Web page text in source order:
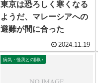
東京は恐ろしく寒くなる
ようだ、マレーシアへの
避難が間に合った
2024.11.19
病気・怪我との闘い